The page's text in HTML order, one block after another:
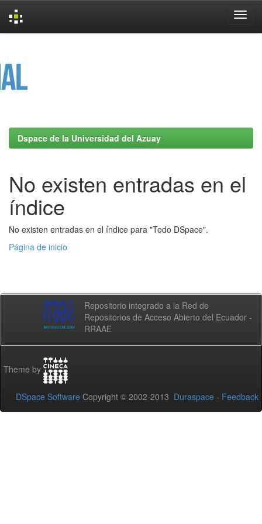
Dspace de la Universidad del Azuay
No existen entradas en el
índice
No existen entradas en el índice para "Todo DSpace".
Página de inicio
Repositorio integrado a la Red de
Repositorios de Acceso Abierto del Ecuador -
RRAAE
Theme by
DSpace Software Copyright © 2002-2013 Duraspace - Feedback